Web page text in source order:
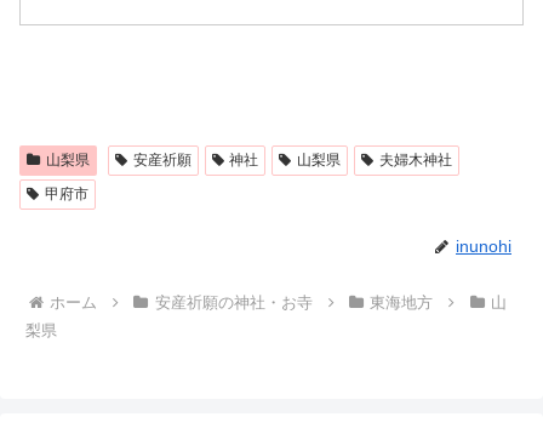
山梨県 安産祈願 神社 山梨県
夫婦木神社
甲府市
inunohi
ホーム 安産祈願の神社・お寺 東海地方
山
梨県